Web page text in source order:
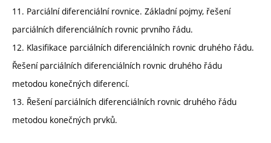
11. Parciální diferenciální rovnice. Základní pojmy, řešení
parciálních diferenciálních rovnic prvního řádu.
12. Klasifikace parciálních diferenciálních rovnic druhého řádu.
Řešení parciálních diferenciálních rovnic druhého řádu
metodou konečných diferencí.
13. Řešení parciálních diferenciálních rovnic druhého řádu
metodou konečných prvků.